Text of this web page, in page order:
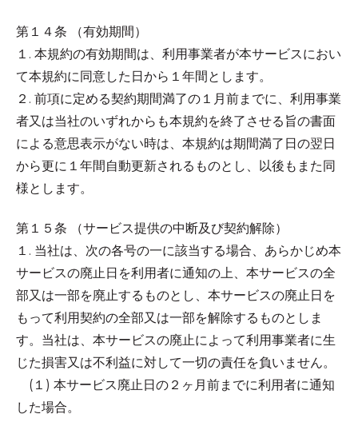
第１４条 （有効期間）
１. 本規約の有効期間は、利用事業者が本サービスにおい
て本規約に同意した日から１年間とします。
２. 前項に定める契約期間満了の１月前までに、利用事業
者又は当社のいずれからも本規約を終了させる旨の書面
による意思表示がない時は、本規約は期間満了日の翌日
から更に１年間自動更新されるものとし、以後もまた同
様とします。
第１５条 （サービス提供の中断及び契約解除）
１. 当社は、次の各号の一に該当する場合、あらかじめ本
サービスの廃止日を利用者に通知の上、本サービスの全
部又は一部を廃止するものとし、本サービスの廃止日を
もって利用契約の全部又は一部を解除するものとしま
す。当社は、本サービスの廃止によって利用事業者に生
じた損害又は不利益に対して一切の責任を負いません。
(１) 本サービス廃止日の２ヶ月前までに利用者に通知
した場合。